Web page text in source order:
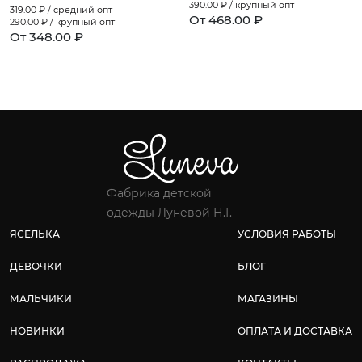
319.00 ₽ / средний опт
290.00 ₽ / крупный опт
От 348.00 ₽
390.00 ₽ / крупный опт
От 468.00 ₽
Фабрика детской
одежды Лунёвой Н.Г.
ЯСЕЛЬКА
ДЕВОЧКИ
МАЛЬЧИКИ
НОВИНКИ
УСЛОВИЯ РАБОТЫ
БЛОГ
МАГАЗИНЫ
ОПЛАТА И ДОСТАВКА